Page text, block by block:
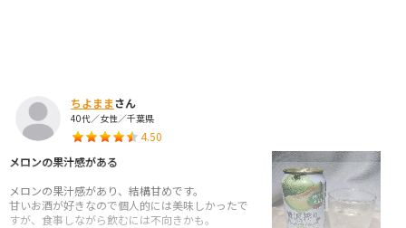
ちよままさん
40代／女性／千葉県
4.50
メロンの果汁感がある
メロンの果汁感があり、結構甘めです。
甘いお酒が好きなので個人的には美味しかったで
すが、食事しながら飲むには不向きかも。